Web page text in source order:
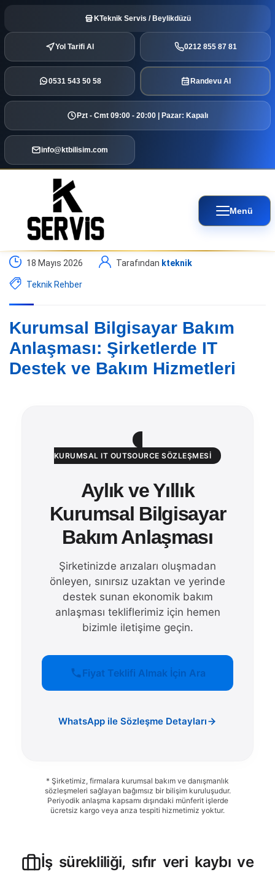
KTeknik Servis / Beylikdüzü
Yol Tarifi Al 0212 855 87 81
0531 543 50 58 Randevu Al
Pzt - Cmt 09:00 - 20:00 | Pazar: Kapalı
info@ktbilisim.com
Menü
18 Mayıs 2026 Tarafından kteknik
Teknik Rehber
Kurumsal Bilgisayar Bakım
Anlaşması: Şirketlerde IT
Destek ve Bakım Hizmetleri
KURUMSAL IT OUTSOURCE SÖZLEŞMESI
Aylık ve Yıllık
Kurumsal Bilgisayar
Bakım Anlaşması
Şirketinizde arızaları oluşmadan
önleyen, sınırsız uzaktan ve yerinde
destek sunan ekonomik bakım
anlaşması tekliflerimiz için hemen
bizimle iletişime geçin.
Fiyat Teklifi Almak İçin Ara
WhatsApp ile Sözleşme Detayları
* Şirketimiz, firmalara kurumsal bakım ve danışmanlık
sözleşmeleri sağlayan bağımsız bir bilişim kuruluşudur.
Periyodik anlaşma kapsamı dışındaki münferit işlerde
ücretsiz kargo veya arıza tespiti hizmetimiz yoktur.
İş sürekliliği, sıfır veri kaybı ve